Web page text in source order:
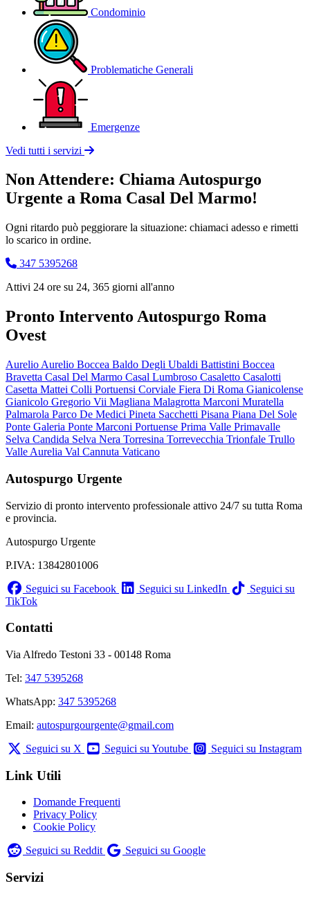
Condominio
Problematiche Generali
Emergenze
Vedi tutti i servizi
Non Attendere: Chiama Autospurgo
Urgente a Roma Casal Del Marmo!
Ogni ritardo può peggiorare la situazione: chiamaci adesso e rimetti
lo scarico in ordine.
347 5395268
Attivi 24 ore su 24, 365 giorni all'anno
Pronto Intervento Autospurgo Roma
Ovest
Aurelio Aurelio Boccea Baldo Degli Ubaldi Battistini Boccea
Bravetta Casal Del Marmo Casal Lumbroso Casaletto Casalotti
Casetta Mattei Colli Portuensi Corviale Fiera Di Roma Gianicolense
Gianicolo Gregorio Vii Magliana Malagrotta Marconi Muratella
Palmarola Parco De Medici Pineta Sacchetti Pisana Piana Del Sole
Ponte Galeria Ponte Marconi Portuense Prima Valle Primavalle
Selva Candida Selva Nera Torresina Torrevecchia Trionfale Trullo
Valle Aurelia Val Cannuta Vaticano
Autospurgo Urgente
Servizio di pronto intervento professionale attivo 24/7 su tutta Roma
e provincia.
Autospurgo Urgente
P.IVA: 13842801006
Seguici su Facebook
Seguici su LinkedIn
Seguici su
TikTok
Contatti
Via Alfredo Testoni 33 - 00148 Roma
Tel: 347 5395268
WhatsApp: 347 5395268
Email: autospurgourgente@gmail.com
Seguici su X
Seguici su Youtube Seguici su Instagram
Link Utili
Domande Frequenti
Privacy Policy
Cookie Policy
Seguici su Reddit
Seguici su Google
Servizi